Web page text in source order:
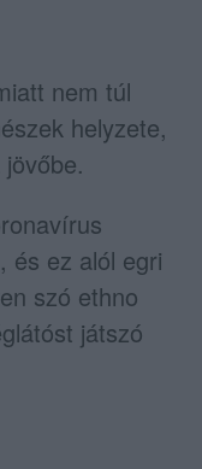
nem túl
helyzete,
és ez alól egri
szó ethno
játszó